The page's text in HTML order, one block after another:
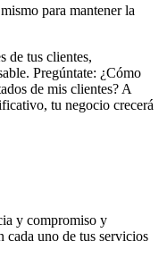
para mantener la
de tus clientes,
Pregúntate: ¿Cómo
de mis clientes? A
tu negocio crecerá
y compromiso y
cada uno de tus servicios